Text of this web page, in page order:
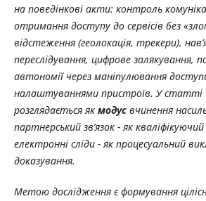
на поведінкові акти: контроль
отримання доступу до сервісів без
відстеження (геолокація, трекери),
переслідування, цифрове залякування,
автономії через маніпулювання
налаштуваннями пристроїв. У статті
розглядається якмодусвчинення
партнерський зв’язок - як
електронні сліди - як процесуальний
доказування.
Метою дослідження є формування